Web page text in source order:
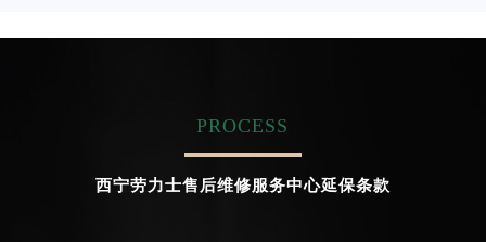
PROCESS
西宁劳力士售后维修服务中心延保条款